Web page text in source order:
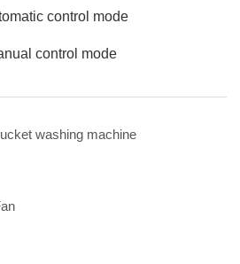
control mode
control mode
washing machine